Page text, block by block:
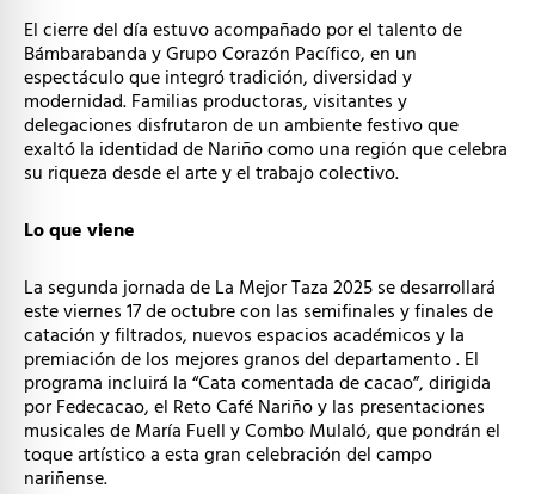
El cierre del día estuvo acompañado por el talento de
Bámbarabanda y Grupo Corazón Pacífico, en un
espectáculo que integró tradición, diversidad y
modernidad. Familias productoras, visitantes y
delegaciones disfrutaron de un ambiente festivo que
exaltó la identidad de Nariño como una región que celebra
su riqueza desde el arte y el trabajo colectivo.
Lo que viene
La segunda jornada de La Mejor Taza 2025 se desarrollará
este viernes 17 de octubre con las semifinales y finales de
catación y filtrados, nuevos espacios académicos y la
premiación de los mejores granos del departamento . El
programa incluirá la “Cata comentada de cacao”, dirigida
por Fedecacao, el Reto Café Nariño y las presentaciones
musicales de María Fuell y Combo Mulaló, que pondrán el
toque artístico a esta gran celebración del campo
nariñense.